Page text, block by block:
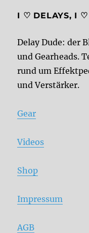
I ♡ DELAYS, I ♡
Delay Dude: der
und Gearheads.
rund um
und Verstärker.
Gear
Videos
Shop
Impressum
AGB